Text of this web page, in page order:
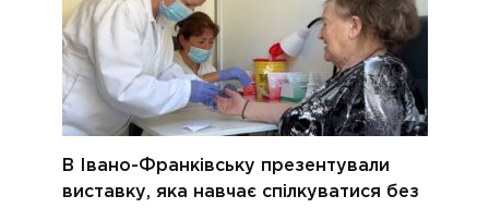
В Івано-Франківську презентували
виставку, яка навчає спілкуватися без